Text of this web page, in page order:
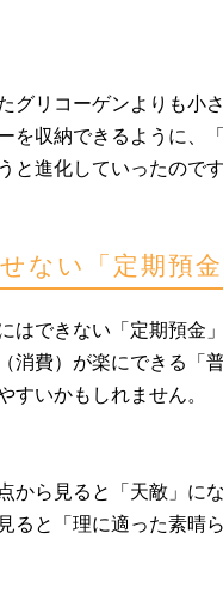
グリコーゲンよりも小
を収納できるように、
と進化していったのです
ない「定期預金
はできない「定期預金
消費）が楽にできる「
すいかもしれません。
から見ると「天敵」に
ると「理に適った素晴